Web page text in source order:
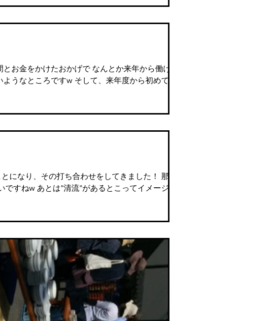
お金をかけたおかげで なんとか来年から働けます
うなところですw そして、来年度から初めて実家
になり、その打ち合わせをしてきました！ 那珂川
すねw あとは”清流”があるとこってイメージ。...